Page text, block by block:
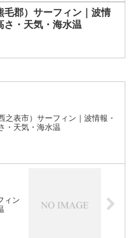
毛郡）サーフィン｜波情
さ・天気・海水温
之表市）サーフィン｜波情報・
・天気・海水温
ィン